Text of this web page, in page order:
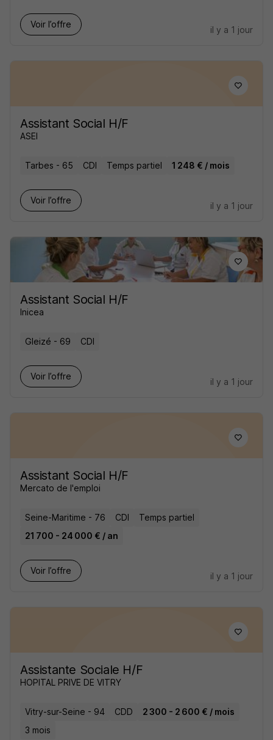
Voir l’offre
il y a 1 jour
Assistant Social H/F
ASEI
Tarbes - 65 CDI Temps partiel 1 248 € / mois
Voir l’offre
il y a 1 jour
Assistant Social H/F
Inicea
Gleizé - 69 CDI
Voir l’offre
il y a 1 jour
Assistant Social H/F
Mercato de l'emploi
Seine-Maritime - 76 CDI
Temps partiel
21 700 - 24 000 € / an
Voir l’offre
il y a 1 jour
Assistante Sociale H/F
HOPITAL PRIVE DE VITRY
Vitry-sur-Seine - 94 CDD
2 300 - 2 600 € / mois
3 mois